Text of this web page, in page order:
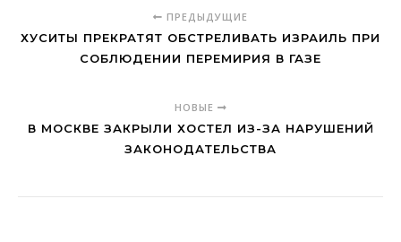
ПРЕДЫДУЩИЕ
ХУСИТЫ ПРЕКРАТЯТ ОБСТРЕЛИВАТЬ ИЗРАИЛЬ ПРИ
СОБЛЮДЕНИИ ПЕРЕМИРИЯ В ГАЗЕ
НОВЫЕ
В МОСКВЕ ЗАКРЫЛИ ХОСТЕЛ ИЗ-ЗА НАРУШЕНИЙ
ЗАКОНОДАТЕЛЬСТВА